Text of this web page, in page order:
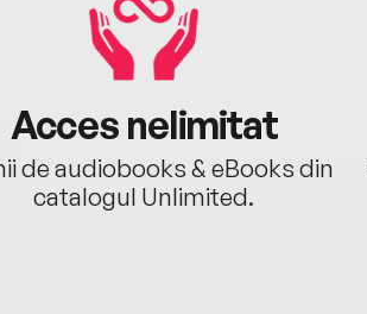
Acces nelimitat
de audiobooks & eBooks din
catalogul Unlimited.